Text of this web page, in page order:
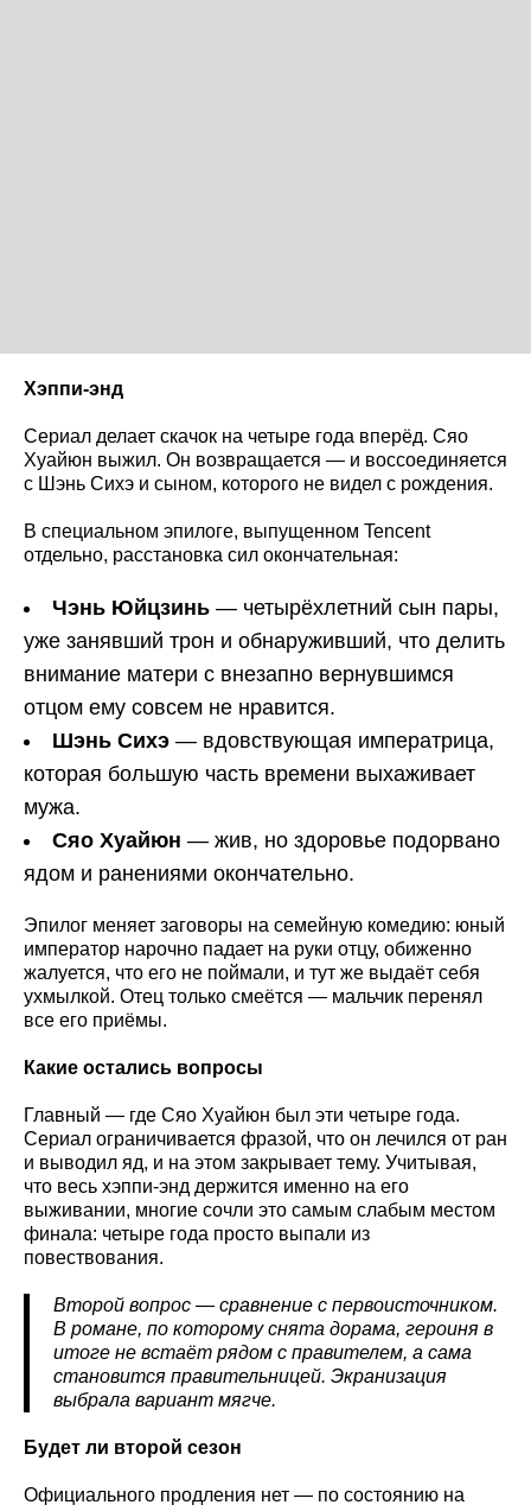
Хэппи-энд
Сериал делает скачок на четыре года вперёд. Сяо
Хуайюн выжил. Он возвращается — и воссоединяется
с Шэнь Сихэ и сыном, которого не видел с рождения.
В специальном эпилоге, выпущенном Tencent
отдельно, расстановка сил окончательная:
Чэнь Юйцзинь — четырёхлетний сын пары,
уже занявший трон и обнаруживший, что делить
внимание матери с внезапно вернувшимся
отцом ему совсем не нравится.
Шэнь Сихэ — вдовствующая императрица,
которая большую часть времени выхаживает
мужа.
Сяо Хуайюн — жив, но здоровье подорвано
ядом и ранениями окончательно.
Эпилог меняет заговоры на семейную комедию: юный
император нарочно падает на руки отцу, обиженно
жалуется, что его не поймали, и тут же выдаёт себя
ухмылкой. Отец только смеётся — мальчик перенял
все его приёмы.
Какие остались вопросы
Главный — где Сяо Хуайюн был эти четыре года.
Сериал ограничивается фразой, что он лечился от ран
и выводил яд, и на этом закрывает тему. Учитывая,
что весь хэппи-энд держится именно на его
выживании, многие сочли это самым слабым местом
финала: четыре года просто выпали из
повествования.
Второй вопрос — сравнение с первоисточником.
В романе, по которому снята дорама, героиня в
итоге не встаёт рядом с правителем, а сама
становится правительницей. Экранизация
выбрала вариант мягче.
Будет ли второй сезон
Официального продления нет — по состоянию на